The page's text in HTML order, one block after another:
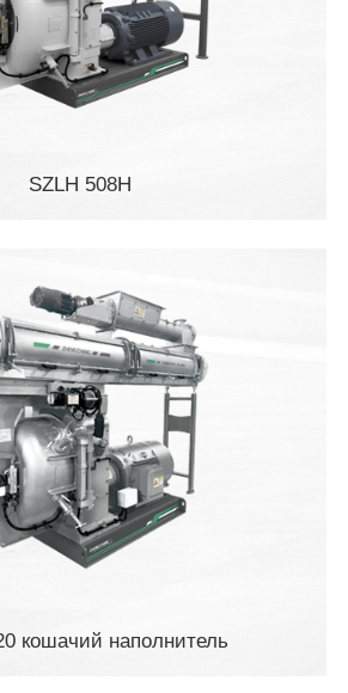
SZLH 508H
кошачий наполнитель